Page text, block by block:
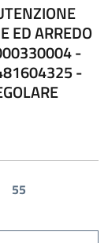
ED ARREDO
-
-